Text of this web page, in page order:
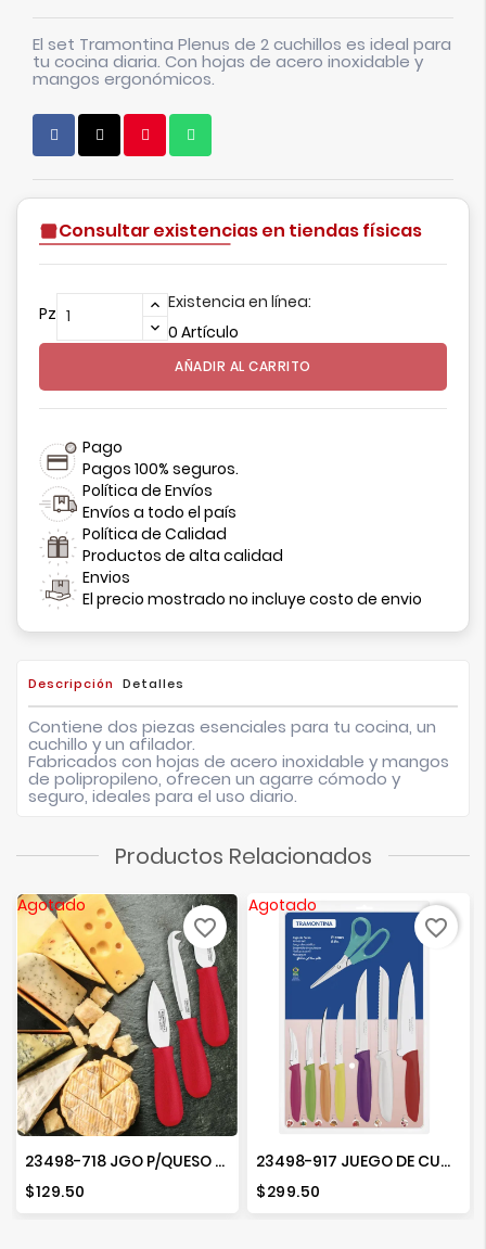
El set Tramontina Plenus de 2 cuchillos es ideal para
tu cocina diaria. Con hojas de acero inoxidable y
mangos ergonómicos.
Consultar existencias en tiendas físicas
Pz
Existencia en línea:
0 Artículo
AÑADIR AL CARRITO
Pago
Pagos 100% seguros.
Política de Envíos
Envíos a todo el país
Política de Calidad
Productos de alta calidad
Envios
El precio mostrado no incluye costo de envio
Descripción Detalles
Contiene dos piezas esenciales para tu cocina, un
cuchillo y un afilador.
Fabricados con hojas de acero inoxidable y mangos
de polipropileno, ofrecen un agarre cómodo y
seguro, ideales para el uso diario.
Productos Relacionados
Agotado
23498-718 JGO P/QUESO 3PZ HARMONIZA
Precio
$129.50
favorite_border
Agotado
23498-917 JUEGO DE CUCHILLOS SUN
Precio
$299.50
favorite_border